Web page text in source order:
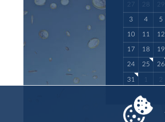
27 28 29
3 4 5
10 11 12
17 18 19
24 25 26
31 1 2